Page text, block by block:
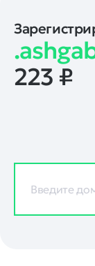
223 ₽